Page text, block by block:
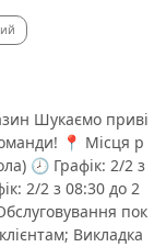
Шукаємо приві
📍 Місця р
🕗 Графік: 2/2 з
2/2 з 08:30 до 2
пок
Викладка